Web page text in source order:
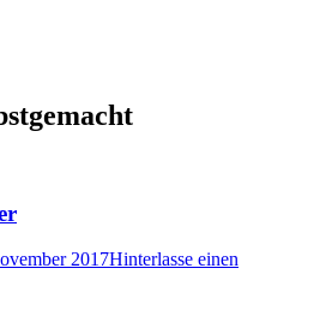
2017Hinterlasse einen